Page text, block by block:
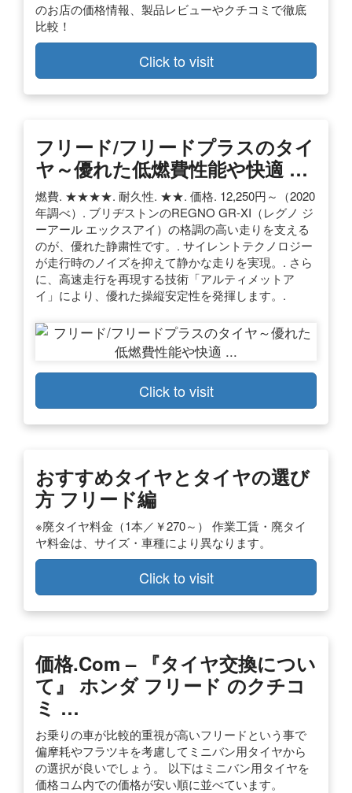
のお店の価格情報、製品レビューやクチコミで徹底
比較！
Click to visit
フリード/フリードプラスのタイ
ヤ～優れた低燃費性能や快適 …
燃費. ★★★★. 耐久性. ★★. 価格. 12,250円～（2020
年調べ）. ブリヂストンのREGNO GR-XI（レグノ ジ
ーアール エックスアイ）の格調の高い走りを支える
のが、優れた静粛性です。. サイレントテクノロジー
が走行時のノイズを抑えて静かな走りを実現。. さら
に、高速走行を再現する技術「アルティメットア
イ」により、優れた操縦安定性を発揮します。.
Click to visit
おすすめタイヤとタイヤの選び
方 フリード編
※廃タイヤ料金（1本／￥270～） 作業工賃・廃タイ
ヤ料金は、サイズ・車種により異なります。
Click to visit
価格.com – 『タイヤ交換につい
て』 ホンダ フリード のクチコ
ミ …
お乗りの車が比較的重視が高いフリードという事で
偏摩耗やフラツキを考慮してミニバン用タイヤから
の選択が良いでしょう。 以下はミニバン用タイヤを
価格コム内での価格が安い順に並べています。